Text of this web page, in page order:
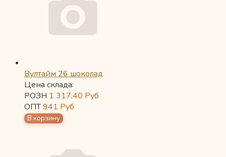
Вултайм 26 шоколад
Цена склада:
РОЗН 1 317,40 Руб
ОПТ941 Руб